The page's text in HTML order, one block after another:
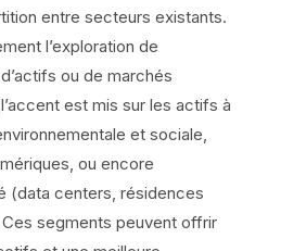
entre secteurs existants.
l’exploration de
ou de marchés
est mis sur les actifs à
et sociale,
ou encore
(data centers, résidences
segments peuvent offrir